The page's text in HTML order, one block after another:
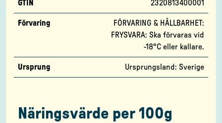
GTIN 2320813400001
Förvaring
FÖRVARING & HÅLLBARHET:
FRYSVARA: Ska förvaras vid
-18°C eller kallare.
Ursprung Ursprungsland: Sverige
Näringsvärde per 100g